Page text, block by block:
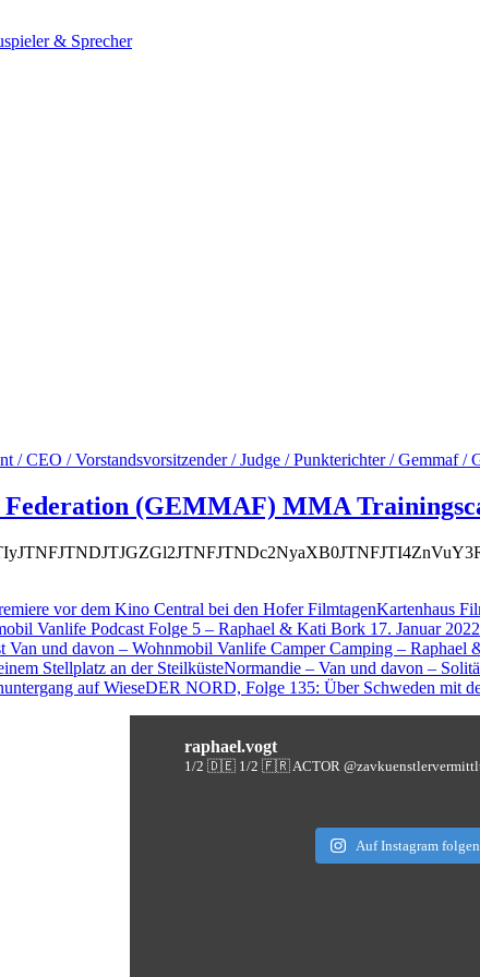
/ CEO / Vorstandsvorsitzender / Judge / Punkterichter / Gemmaf
(GEMMAF) MMA
Kartenhaus
Vanlife Podcast Folge 5 – Raphael & Kati Bork 17. Januar 2022
Van und davon – Wohnmobil Vanlife Camper Camping – Raphael
Normandie – Van und davon –
DER NORD, Folge 135: Über Schweden mit
raphael.vogt
1/2 🇩🇪 1/2 🇫🇷 ACTOR
Auf Instagram folgen